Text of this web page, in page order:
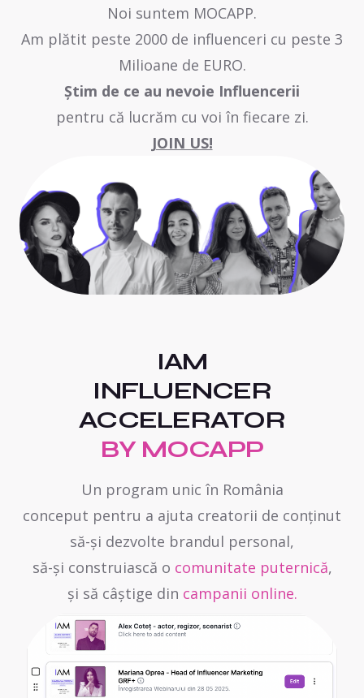
Noi suntem MOCAPP.
Am plătit peste 2000 de influenceri cu peste 3
Milioane de EURO.
Știm de ce au nevoie Influencerii
pentru că lucrăm cu voi în fiecare zi.
JOIN US!
IAM
INFLUENCER
ACCELERATOR
BY MOCAPP
Un program unic în România
conceput pentru a ajuta creatorii de conținut
să-și dezvolte brandul personal,
să-și construiască o comunitate puternică,
și să câștige din campanii online.